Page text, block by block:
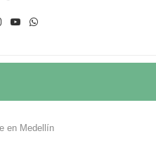
en Medellín